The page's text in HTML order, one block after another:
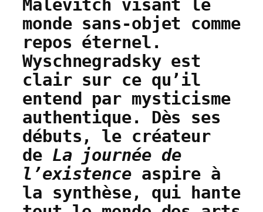
Malévitch visant le
monde sans-objet comme
repos éternel.
Wyschnegradsky est
clair sur ce qu’il
entend par mysticisme
authentique. Dès ses
débuts, le créateur
de La journée de
l’existenceaspire à
la synthèse, qui hante